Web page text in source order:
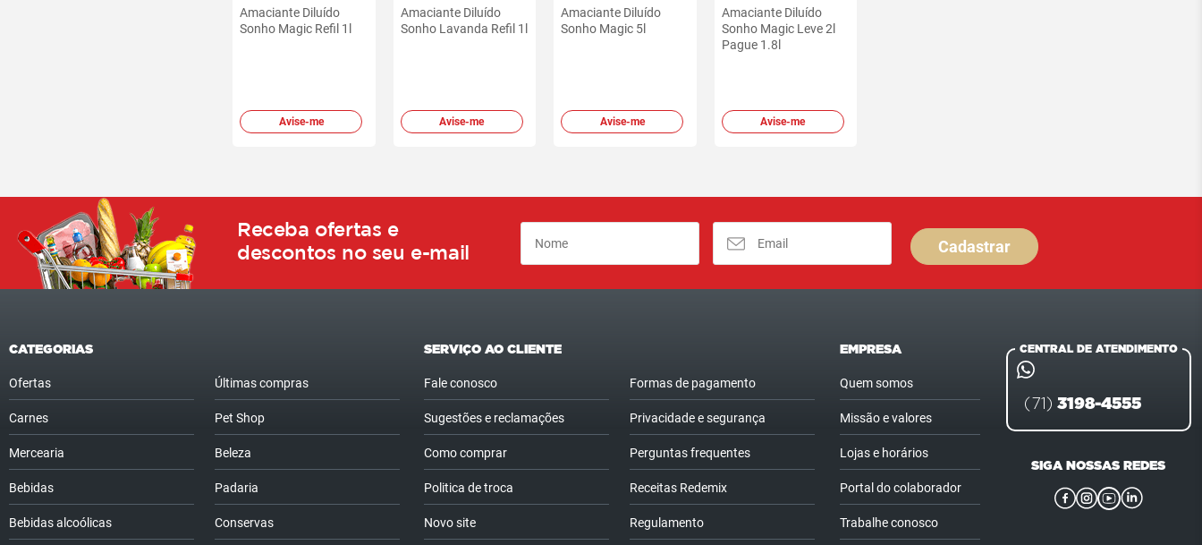
Amaciante Diluído
Sonho Magic Refil 1l
Avise-me
Amaciante Diluído
Sonho Lavanda Refil 1l
Avise-me
Amaciante Diluído
Sonho Magic 5l
Avise-me
Amaciante Diluído
Sonho Magic Leve 2l
Pague 1.8l
Avise-me
Receba ofertas e
descontos no seu e-mail
Cadastrar
CATEGORIAS
Ofertas
Carnes
Mercearia
Bebidas
Bebidas alcoólicas
Últimas compras
Pet Shop
Beleza
Padaria
Conservas
SERVIÇO AO CLIENTE
Fale conosco
Sugestões e reclamações
Como comprar
Politica de troca
Novo site
Formas de pagamento
Privacidade e segurança
Perguntas frequentes
Receitas Redemix
Regulamento
EMPRESA
Quem somos
Missão e valores
Lojas e horários
Portal do colaborador
Trabalhe conosco
CENTRAL DE ATENDIMENTO
(71) 3198-4555
SIGA NOSSAS REDES